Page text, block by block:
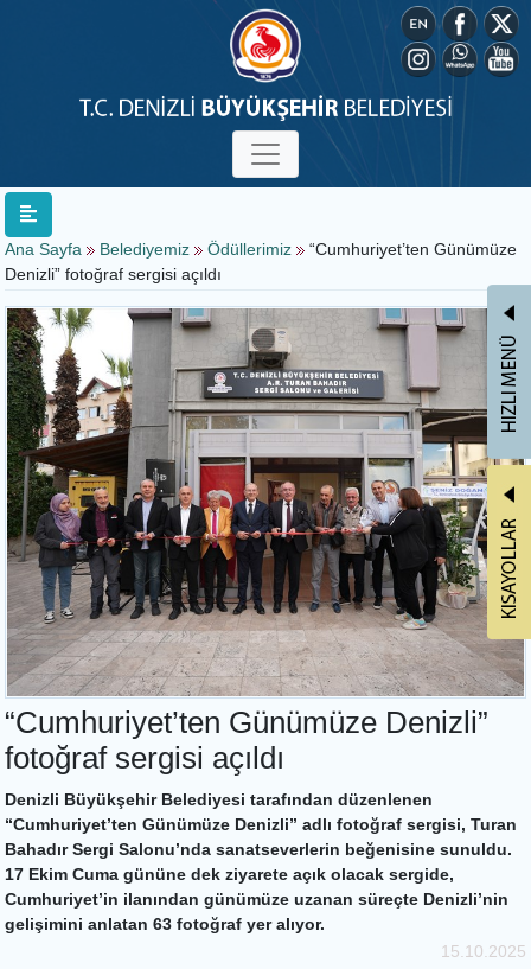
Ana Sayfa Belediyemiz Ödüllerimiz
“Cumhuriyet’ten Günümüze
Denizli” fotoğraf sergisi açıldı
“Cumhuriyet’ten Günümüze Denizli”
fotoğraf sergisi açıldı
Denizli Büyükşehir Belediyesi tarafından düzenlenen
“Cumhuriyet’ten Günümüze Denizli” adlı fotoğraf sergisi, Turan
Bahadır Sergi Salonu’nda sanatseverlerin beğenisine sunuldu.
17 Ekim Cuma gününe dek ziyarete açık olacak sergide,
Cumhuriyet’in ilanından günümüze uzanan süreçte Denizli’nin
gelişimini anlatan 63 fotoğraf yer alıyor.
15.10.2025